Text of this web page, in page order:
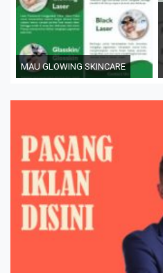
MAU GLOWING SKINCARE